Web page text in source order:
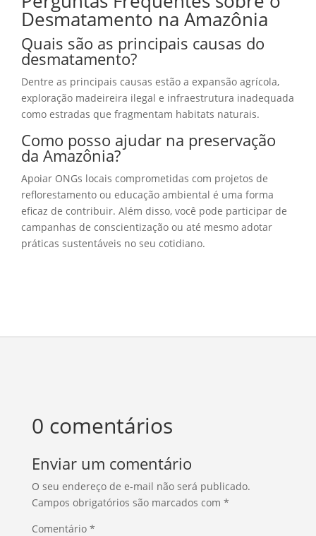
Desmatamento na Amazônia
Quais são as principais causas do
desmatamento?
Dentre as principais causas estão a expansão agrícola,
exploração madeireira ilegal e infraestrutura inadequada
como estradas que fragmentam habitats naturais.
Como posso ajudar na preservação
da Amazônia?
Apoiar ONGs locais comprometidas com projetos de
reflorestamento ou educação ambiental é uma forma
eficaz de contribuir. Além disso, você pode participar de
campanhas de conscientização ou até mesmo adotar
práticas sustentáveis no seu cotidiano.
0 comentários
Enviar um comentário
O seu endereço de e-mail não será publicado.
Campos obrigatórios são marcados com *
Comentário *